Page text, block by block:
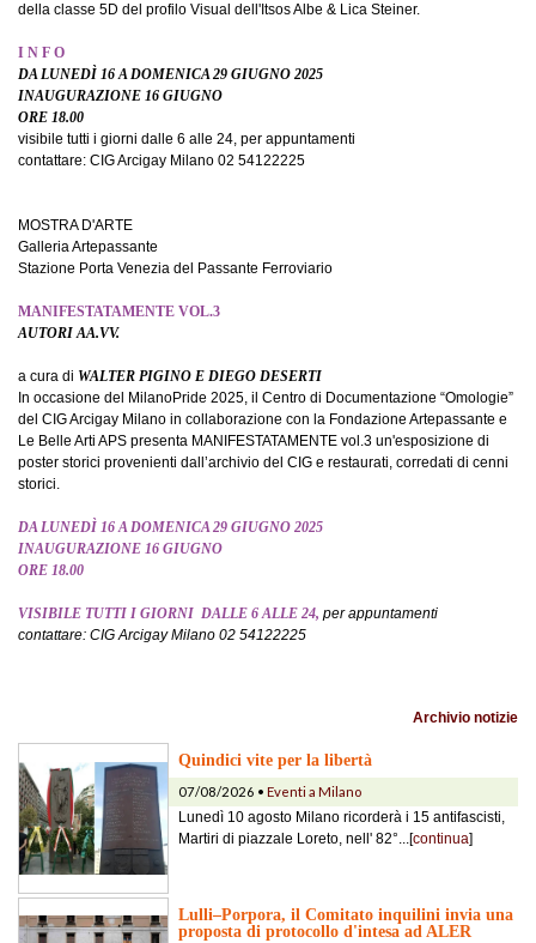
della classe 5D del profilo Visual dell'Itsos Albe & Lica Steiner.
I N F O
DA LUNEDÌ 16 A DOMENICA 29 GIUGNO 2025
INAUGURAZIONE 16 GIUGNO
ORE 18.00
visibile tutti i giorni dalle 6 alle 24, per appuntamenti
contattare: CIG Arcigay Milano 02 54122225
MOSTRA D'ARTE
Galleria Artepassante
Stazione Porta Venezia del Passante Ferroviario
MANIFESTATAMENTE VOL.3
AUTORI AA.VV.
a cura di WALTER PIGINO E DIEGO DESERTI
In occasione del MilanoPride 2025, il Centro di Documentazione “Omologie”
del CIG Arcigay Milano in collaborazione con la Fondazione Artepassante e
Le Belle Arti APS presenta MANIFESTATAMENTE vol.3 un'esposizione di
poster storici provenienti dall’archivio del CIG e restaurati, corredati di cenni
storici.
DA LUNEDÌ 16 A DOMENICA 29 GIUGNO 2025
INAUGURAZIONE 16 GIUGNO
ORE 18.00
VISIBILE TUTTI I GIORNI DALLE 6 ALLE 24, per appuntamenti
contattare: CIG Arcigay Milano 02 54122225
Archivio notizie
Quindici vite per la libertà
07/08/2026 • Eventi a Milano
Lunedì 10 agosto Milano ricorderà i 15 antifascisti,
Martiri di piazzale Loreto, nell' 82°...[continua]
Lulli–Porpora, il Comitato inquilini invia una
proposta di protocollo d'intesa ad ALER